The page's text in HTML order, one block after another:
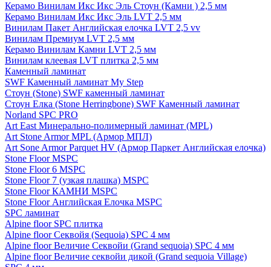
Керамо Винилам Икс Икс Эль Стоун (Камни ) 2,5 мм
Керамо Винилам Икс Икс Эль LVT 2,5 мм
Винилам Пакет Английская елочка LVT 2,5 vv
Винилам Премиум LVT 2,5 мм
Керамо Винилам Камни LVT 2,5 мм
Винилам клеевая LVT плитка 2,5 мм
Каменный ламинат
SWF Каменный ламинат My Step
Стоун (Stone) SWF каменный ламинат
Стоун Елка (Stone Herringbone) SWF Каменный ламинат
Norland SPC PRO
Art East Минерально-полимерный ламинат (MPL)
Art Stone Armor MPL (Армор МПЛ)
Art Sone Armor Parquet HV (Армор Паркет Английская елочка)
Stone Floor MSPC
Stone Floor 6 MSPC
Stone Floor 7 (узкая плашка) MSPC
Stone Floor КАМНИ MSPC
Stone Floor Английская Елочка MSPC
SPC ламинат
Alpine floor SPC плитка
Alpine floor Секвойя (Sequoia) SPC 4 мм
Alpine floor Величие Секвойи (Grand sequoia) SPC 4 мм
Alpine floor Величие секвойи дикой (Grand sequoia Village)